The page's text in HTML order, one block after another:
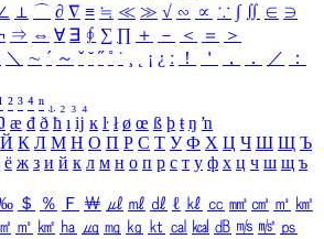
⊥ ⌒ ∂ ∇ ≡ ≒ ≪ ≫ √ ∽ ∝ ∵ ∫ ∬ ∈ ∋
⇒ ⇔ ∀ ∃ ∮ ∑ ∏ ＋ － ＜ ＝
＞
＼ ∼ ´ ～ ˇ ˘ ˝ ˚ ˙ ¸ ¡ ¿ ː ！ ＇ ， ． ／
：
² ³ ⁴ ⁿ ₁ ₂ ₃ ₄
æ đ ð ħ ı ĳ ĸ ŀ ł ø œ ß þ ŧ ŋ ŉ
Й К Л М Н О П Р С Т У Ф Х Ц Ч Ш Щ Ъ
ё ж з и й к л м н о п р с т у ф х ц ч ш щ ъ
＄ ％ Ｆ ￦ ㎕ ㎖ ㎗ ℓ ㎘ ㏄ ㎣ ㎤ ㎥ ㎦
㎡ ㎢ ㏊ ㎍ ㎎ ㎏ ㏏ ㎈ ㎉ ㏈ ㎧ ㎨ ㎰